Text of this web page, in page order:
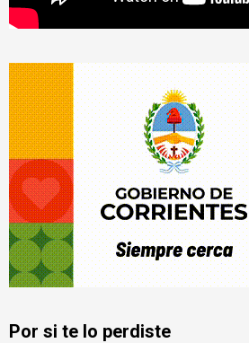
Por si te lo perdiste